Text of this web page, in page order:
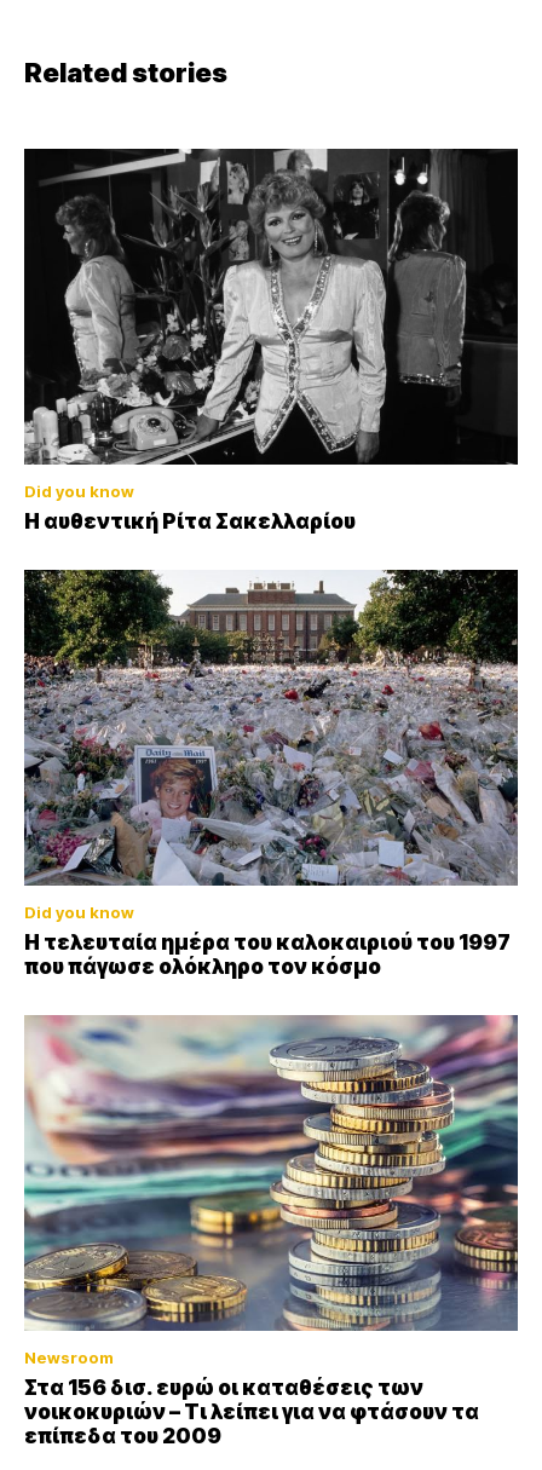
Related stories
Did you know
Η αυθεντική Ρίτα Σακελλαρίου
Did you know
Η τελευταία ημέρα του καλοκαιριού του 1997
που πάγωσε ολόκληρο τον κόσμο
Newsroom
Στα 156 δισ. ευρώ οι καταθέσεις των
νοικοκυριών – Τι λείπει για να φτάσουν τα
επίπεδα του 2009